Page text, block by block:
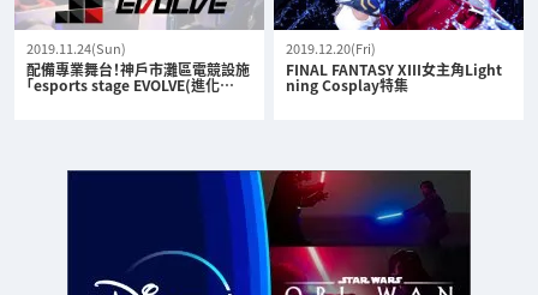
2019.11.24(Sun)
配備專業舞台！神戶市灘區電競設施
「esports stage EVOLVE(進化…
2019.12.20(Fri)
FINAL FANTASY XIII女主角Light
ning Cosplay特集